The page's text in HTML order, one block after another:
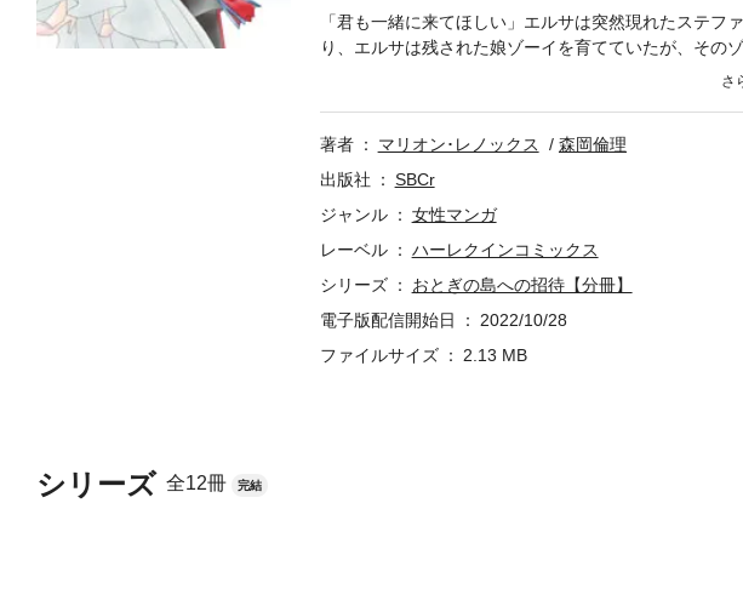
シリーズ 全12冊 完結
「君も一緒に来てほしい」エルサは突然現れたステ
り、エルサは残された娘ゾーイを育てていたが、その
父親が島国の生まれとは聞いていたけれど…。エルサ
著者
マリオン･レノックス
森岡倫理
出版社
SBCr
ジャンル
女性マンガ
レーベル
ハーレクインコミックス
シリーズ
おとぎの島への招待【分冊】
電子版配信開始日
2022/10/28
ファイルサイズ
2.13 MB